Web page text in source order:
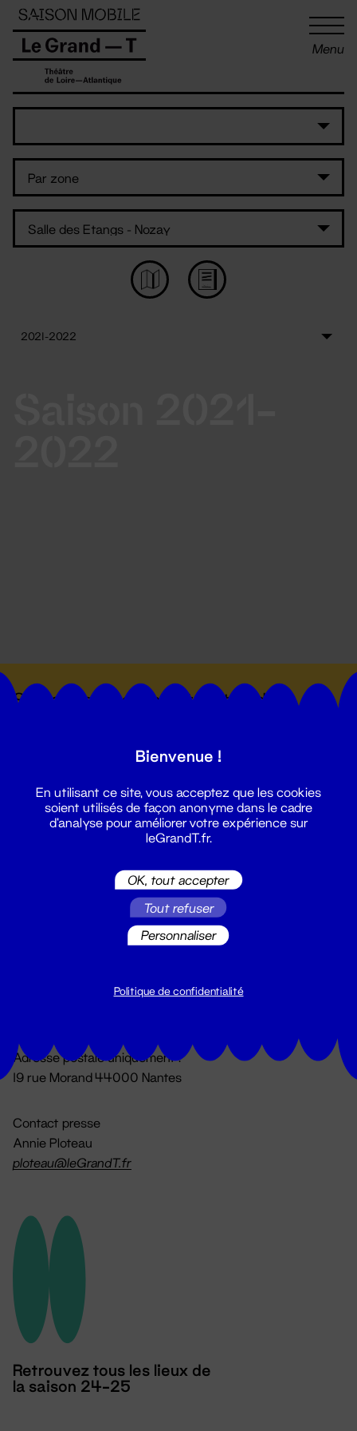
Menu
Suivez toutes les actualités du
Du lundi au vendredi 14h → 18h
Adresse postale uniquement :
19 rue Morand 44000 Nantes
Contact presse
Annie Ploteau
ploteau@leGrandT.fr
Retrouvez tous les lieux de
la saison 24-25
Panneau de gestion des cookies
Bienvenue !
En utilisant ce site, vous acceptez que les cookies
soient utilisés de façon anonyme dans le cadre
d'analyse pour améliorer votre expérience sur
leGrandT.fr.
OK, tout accepter
Tout refuser
Personnaliser
Politique de confidentialité